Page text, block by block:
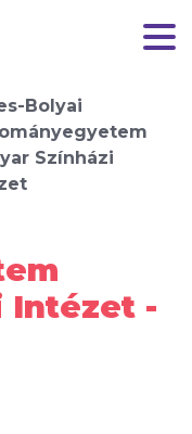
Bolyai
Színházi
Intézet -